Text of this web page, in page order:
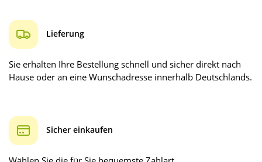
Lieferung
Sie erhalten Ihre Bestellung schnell und sicher direkt nach
Hause oder an eine Wunschadresse innerhalb Deutschlands.
Sicher einkaufen